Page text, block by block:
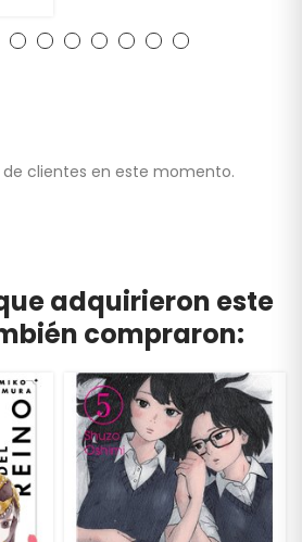
de clientes en este momento.
adquirieron este
compraron: